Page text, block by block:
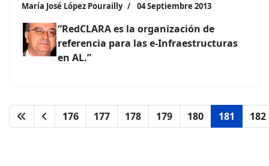
María José López Pourailly 04 Septiembre 2013
“RedCLARA es la organización de
referencia para las e-Infraestructuras
en AL.”
176 177 178 179 180 181 182